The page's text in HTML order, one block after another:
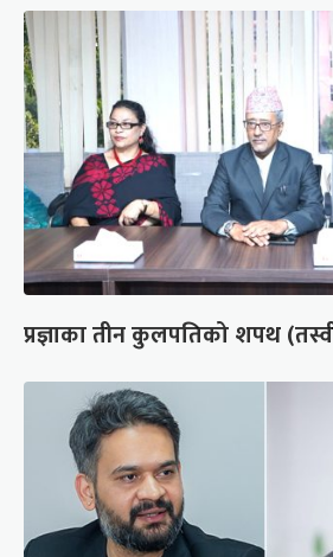
प्रज्ञाका तीन कुलपतिको शपथ